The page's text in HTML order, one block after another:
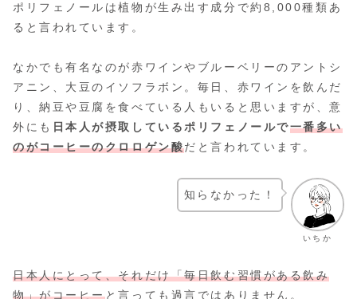
ポリフェノールは植物が生み出す成分で約8,000種類あ
ると言われています。
なかでも有名なのが赤ワインやブルーベリーのアントシ
アニン、大豆のイソフラボン。毎日、赤ワインを飲んだ
り、納豆や豆腐を食べている人もいると思いますが、意
外にも 日本人が摂取しているポリフェノールで一番多い
のがコーヒーのクロロゲン酸だと言われています。
いちか
知らなかった！
日本人にとって、それだけ「毎日飲む習慣がある飲み
物」がコーヒーと言っても過言ではありません。